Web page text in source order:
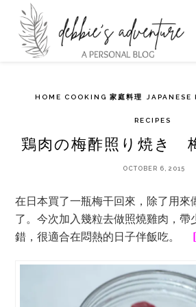
HOME COOKING 家庭料理 JAPANESE
RECIPES
鶏肉の梅酢照り焼き
OCTOBER 6, 2015
在日本買了一瓶梅干回來，除了用來
了。今次加入幾粒去做照燒雞肉，帶
錯，很適合在悶熱的日子伴飯吃。